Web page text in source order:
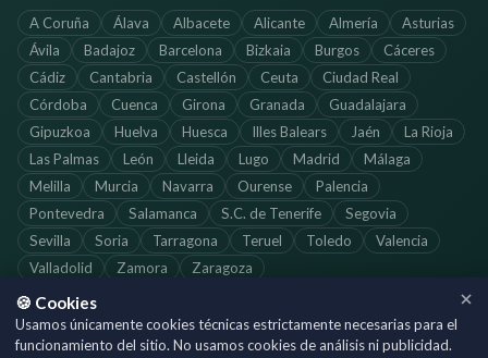
A Coruña Álava Albacete Alicante Almería
Asturias
Ávila
Badajoz Barcelona Bizkaia Burgos
Cáceres
Cádiz
Cantabria Castellón Ceuta
Ciudad Real
Córdoba
Cuenca Girona Granada
Guadalajara
Gipuzkoa
Huelva Huesca Illes Balears Jaén
La Rioja
Las Palmas
León Lleida Lugo Madrid
Málaga
Melilla
Murcia Navarra Ourense
Palencia
Pontevedra
Salamanca S.C. de Tenerife
Segovia
Sevilla
Soria Tarragona Teruel Toledo
Valencia
Valladolid
Zamora Zaragoza
©2026SoloFarmacias.es — Todos los derechos reservados
🍪 Cookies
Usamos únicamente cookies técnicas estrictamente necesarias para el
funcionamiento del sitio. No usamos cookies de análisis ni publicidad.